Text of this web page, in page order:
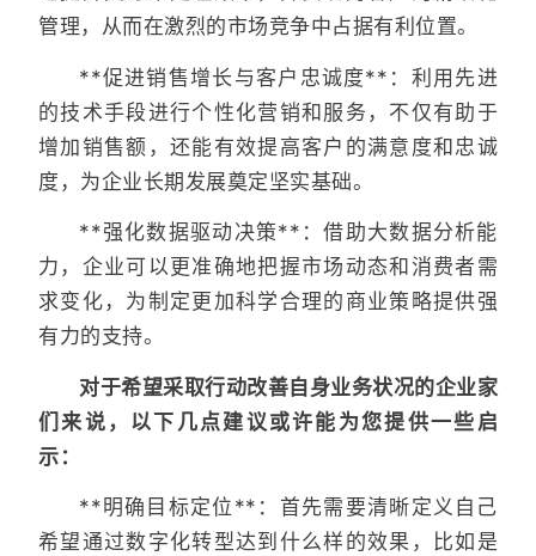
管理，从而在激烈的市场竞争中占据有利位置。
**促进销售增长与客户忠诚度**：利用先进
的技术手段进行个性化营销和服务，不仅有助于
增加销售额，还能有效提高客户的满意度和忠诚
度，为企业长期发展奠定坚实基础。
**强化数据驱动决策**：借助大数据分析能
力，企业可以更准确地把握市场动态和消费者需
求变化，为制定更加科学合理的商业策略提供强
有力的支持。
对于希望采取行动改善自身业务状况的企业家
们来说，以下几点建议或许能为您提供一些启
示：
**明确目标定位**：首先需要清晰定义自己
希望通过数字化转型达到什么样的效果，比如是